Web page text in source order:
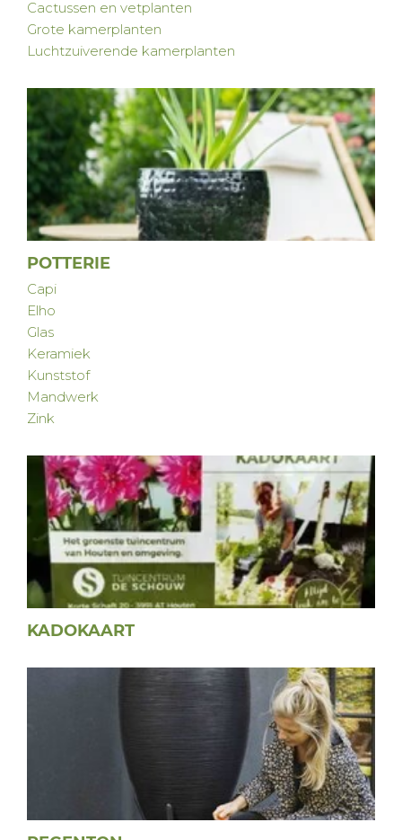
Cactussen en vetplanten
Grote kamerplanten
Luchtzuiverende kamerplanten
POTTERIE
Capi
Elho
Glas
Keramiek
Kunststof
Mandwerk
Zink
KADOKAART